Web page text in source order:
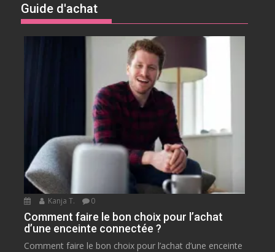
Guide d'achat
Kanja T. 0
Comment faire le bon choix pour l’achat
d’une enceinte connectée ?
Comment faire le bon choix pour l’achat d’une enceinte